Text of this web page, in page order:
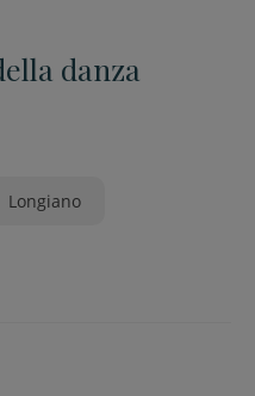
danza
Longiano